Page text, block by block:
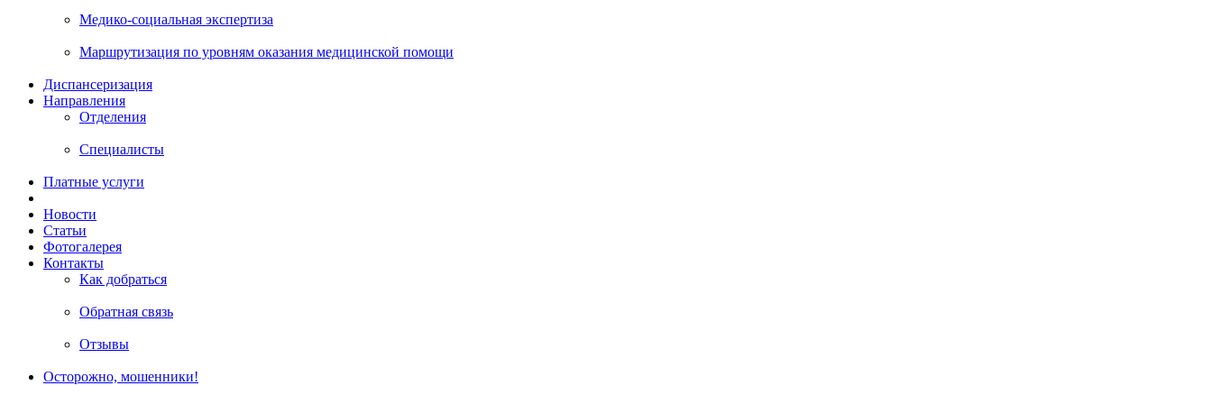
Медико-социальная экспертиза
Маршрутизация по уровням оказания медицинской помощи
Диспансеризация
Направления
Отделения
Специалисты
Платные услуги
Новости
Статьи
Фотогалерея
Контакты
Как добраться
Обратная связь
Отзывы
Осторожно, мошенники!